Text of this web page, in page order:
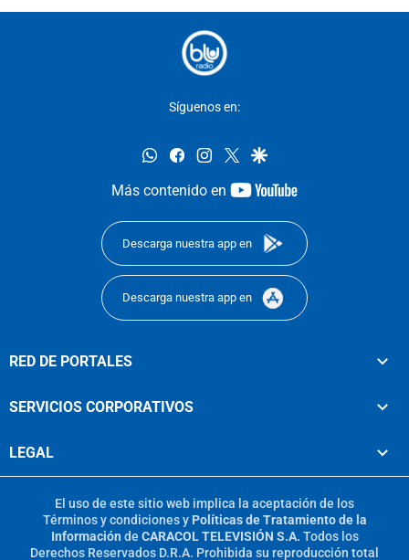
Síguenos en:
whatsappfacebookinstagram
twittergoogle
Más contenido en
youtube-
Descarga nuestra app en
Descarga nuestra app en
RED DE PORTALES
SERVICIOS CORPORATIVOS
LEGAL
El uso de este sitio web implica la aceptación de los
Términos y condicionesy Políticas de Tratamiento de la
Información de CARACOL TELEVISIÓN S.A. Todos los
Derechos Reservados D.R.A. Prohibida su reproducción total